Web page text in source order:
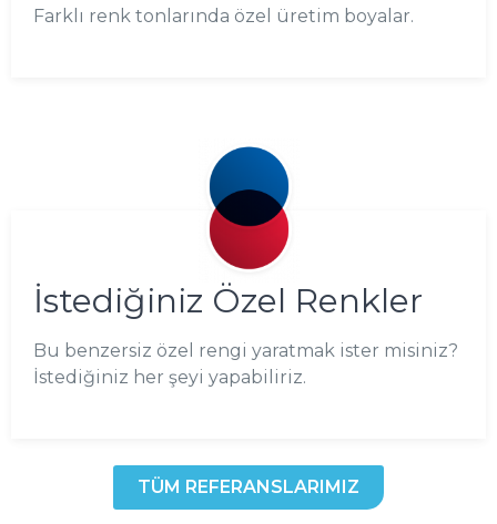
Farklı renk tonlarında özel üretim boyalar.
İstediğiniz Özel Renkler
Bu benzersiz özel rengi yaratmak ister misiniz?
İstediğiniz her şeyi yapabiliriz.
TÜM REFERANSLARIMIZ